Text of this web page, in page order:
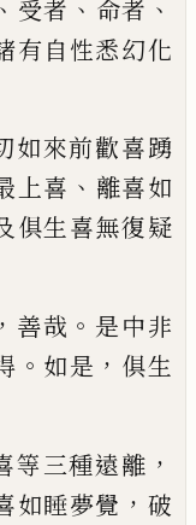
、 受者 、 命者 、
有自性悉幻化
如來前歡喜踴
上喜 、 離喜如
俱生喜無復疑
， 善哉 。 是中非
。 如是 ， 俱生
等三種遠離 ，
如睡夢覺 ， 破